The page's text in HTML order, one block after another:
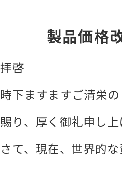
製品価格
拝啓
時下ますますご清栄
賜り、厚く御礼申し
さて、現在、世界的